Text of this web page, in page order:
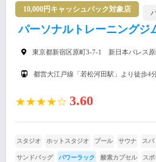
10,000円キャッシュバック対象店
パーソナルトレーニングジ
東京都新宿区原町3-7-1 新日本パレス原
都営大江戸線「若松河田駅」より徒歩4
★★★★☆ 3.60
スタジオ ホットスタジオ プール サウナ スパ
サンドバッグ パワーラック 酸素カプセル ス